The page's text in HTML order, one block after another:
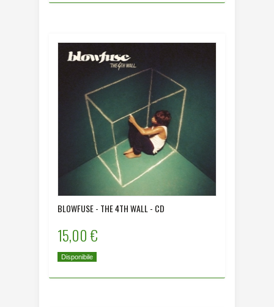
BLOWFUSE - THE 4TH WALL - CD
15,00 €
Disponibile